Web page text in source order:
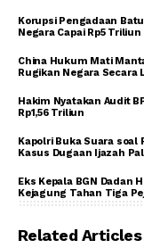
Korupsi Pengadaan
Negara Capai Rp5 Triliun
China Hukum Mati
Rugikan Negara Secara
Hakim Nyatakan Audit
Rp1,56 Triliun
Kapolri Buka Suara soal
Kasus Dugaan Ijazah
Eks Kepala BGN Dadan
Kejagung Tahan Tiga
Related Articles